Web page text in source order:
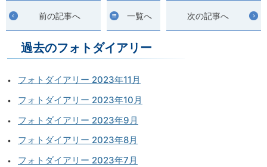
前の記事へ 一覧へ 次の記事へ
過去のフォトダイアリー
フォトダイアリー 2023年11月
フォトダイアリー 2023年10月
フォトダイアリー 2023年9月
フォトダイアリー 2023年8月
フォトダイアリー 2023年7月